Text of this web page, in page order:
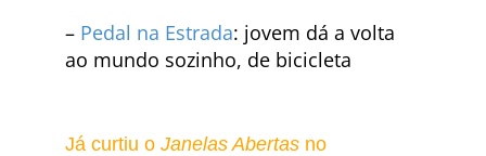
– Pedal na Estrada: jovem dá a volta
ao mundo sozinho, de bicicleta
Já curtiu o Janelas Abertas no